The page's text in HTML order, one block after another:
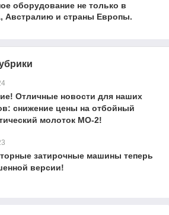
оборудование не только в
Австралию и страны Европы.
Отличные новости для наших
снижение цены на отбойный
молоток МО-2!
затирочные машины теперь
версии!